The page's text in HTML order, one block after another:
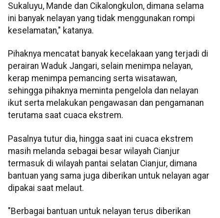
Sukaluyu, Mande dan Cikalongkulon, dimana selama
ini banyak nelayan yang tidak menggunakan rompi
keselamatan," katanya.
Pihaknya mencatat banyak kecelakaan yang terjadi di
perairan Waduk Jangari, selain menimpa nelayan,
kerap menimpa pemancing serta wisatawan,
sehingga pihaknya meminta pengelola dan nelayan
ikut serta melakukan pengawasan dan pengamanan
terutama saat cuaca ekstrem.
Pasalnya tutur dia, hingga saat ini cuaca ekstrem
masih melanda sebagai besar wilayah Cianjur
termasuk di wilayah pantai selatan Cianjur, dimana
bantuan yang sama juga diberikan untuk nelayan agar
dipakai saat melaut.
"Berbagai bantuan untuk nelayan terus diberikan